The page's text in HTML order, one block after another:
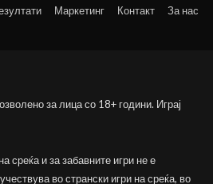
Маркетинг Контакт За нас
за лица со 18+ години. Играј
среќа и за забавните игри не е
во странски игри на среќа, во